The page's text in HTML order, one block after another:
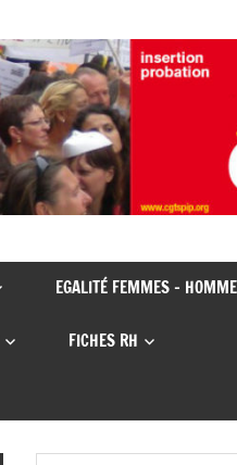
EGALITÉ FEMMES –
FICHES RH